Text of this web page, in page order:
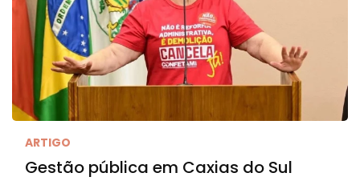
ARTIGO
Gestão pública em Caxias do Sul